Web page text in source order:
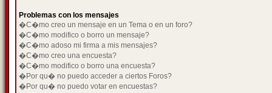
Problemas con los mensajes
�C�mo creo un mensaje en un Tema o en un foro?
�C�mo modifico o borro un mensaje?
�C�mo adoso mi firma a mis mensajes?
�C�mo creo una encuesta?
�C�mo modifico o borro una encuesta?
�Por qu� no puedo acceder a ciertos Foros?
�Por qu� no puedo votar en encuestas?